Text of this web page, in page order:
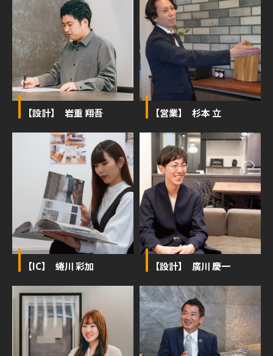
【設計】 岩重 翔吾 【営業】 杉本 立
【IC】 蜷川 彩加 【設計】 廣川 慶一